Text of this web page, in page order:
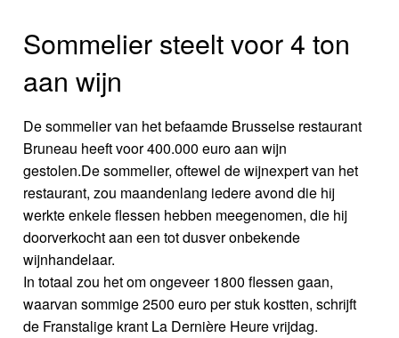
Sommelier steelt voor 4 ton
aan wijn
De sommelier van het befaamde Brusselse restaurant
Bruneau heeft voor 400.000 euro aan wijn
gestolen.De sommelier, oftewel de wijnexpert van het
restaurant, zou maandenlang iedere avond die hij
werkte enkele flessen hebben meegenomen, die hij
doorverkocht aan een tot dusver onbekende
wijnhandelaar.
In totaal zou het om ongeveer 1800 flessen gaan,
waarvan sommige 2500 euro per stuk kostten, schrijft
de Franstalige krant La Dernière Heure vrijdag.